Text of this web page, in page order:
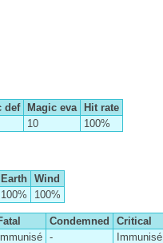
def Magic eva
Hit rate
10 100%
Earth Wind
100% 100%
Condemned
Critical
Immunisé - Immunisé